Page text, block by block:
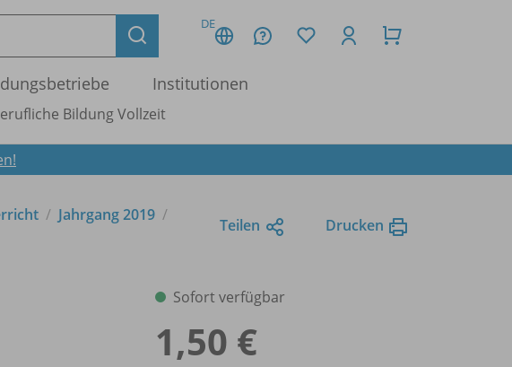
DE
Institutionen
Bildung Vollzeit
Jahrgang 2019
Teilen Drucken
Sofort verfügbar
1,50 €